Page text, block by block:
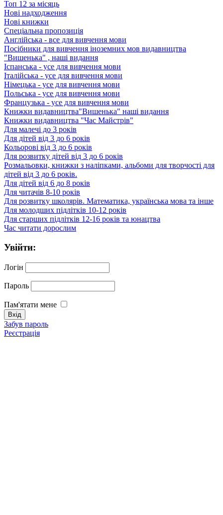
Топ 12 за місяць
Нові надходження
Нові книжки
Спеціальна пропозиція
Англійська - все для вивчення мови
Посібники для вивчення іноземних мов видавництва
"Вишенька" , наші видання
Іспанська - усе для вивчення мови
Італійська - усе для вивчення мови
Німецька - усе для вивчення мови
Польська - усе для вивчення мови
Французька - усе для вивчення мови
Книжки видавництва"Вишенька" наші видання
Книжки видавництва "Час Майстрів"
Для малечі до 3 років
Для дітей від 3 до 6 років
Кольорові від 3 до 6 років
Для розвитку дітей від 3 до 6 років
Розмальовки, книжки з наліпками, альбоми для творчості для
дітей від 3 до 6 років.
Для дітей від 6 до 8 років
Для читачів 8-10 років
Для розвитку школярів. Математика, українська мова та інше
Для молодших підлітків 10-12 років
Для старших підлітків 12-16 років та юнацтва
Час читати дорослим
Увійти:
Логін
Пароль
Пам'ятати мене
Забув пароль
Реєстрація